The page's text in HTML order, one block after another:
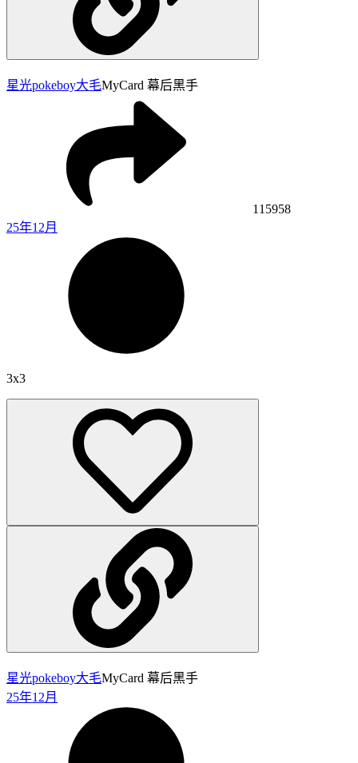
星光pokeboy大毛MyCard 幕后黑手
115958
25年12月
3x3
星光pokeboy大毛MyCard 幕后黑手
25年12月